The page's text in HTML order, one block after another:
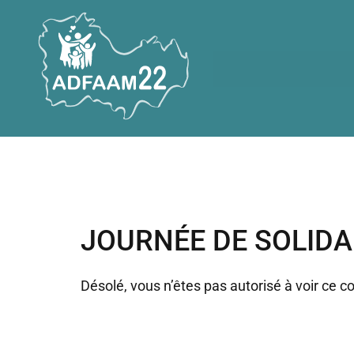
JOURNÉE DE
Désolé, vous n’êtes pas autorisé à voir ce